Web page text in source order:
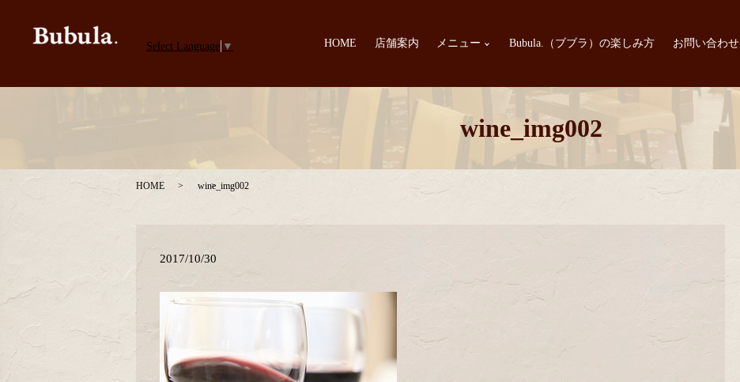
Select Language ▼ HOME 店舗案内 メニュー Bubula.（ブブラ）の楽しみ方 お問い合わせ
wine_img002
HOME wine_img002
2017/10/30